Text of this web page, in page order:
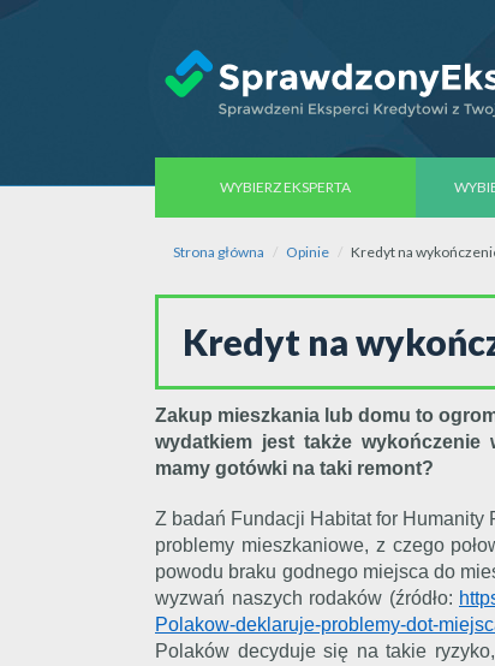
WYBIERZ EKSPERTA
Strona główna Opinie Kredyt na
Kredyt na
Zakup mieszkania lub domu to
wydatkiem jest także
mamy gotówki na taki remont?
Z badań Fundacji Habitat for
problemy mieszkaniowe, z czego
powodu braku godnego miejsca do
wyzwań naszych rodaków (źródło:
Polakow-deklaruje-problemy-dot-
Polaków decyduje się na takie